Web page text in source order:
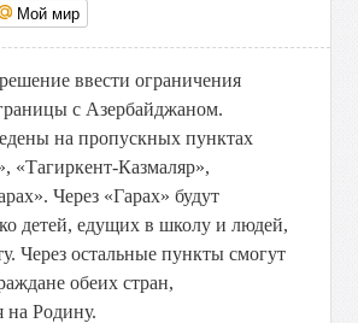
Мой мир
ввести ограничения
с Азербайджаном.
на пропускных пунктах
«Тагиркент-Казмаляр»,
Через «Гарах» будут
детей, едущих в школу и людей,
Через остальные пункты смогут
обеих стран,
на Родину.